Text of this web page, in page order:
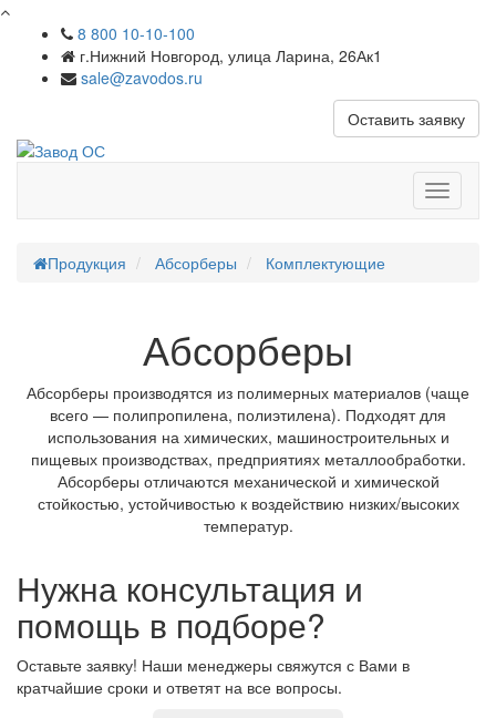
8 800 10-10-100
г.Нижний Новгород, улица Ларина, 26Ак1
sale@zavodos.ru
Оставить заявку
меню
Продукция Абсорберы Комплектующие
Абсорберы
Абсорберы производятся из полимерных материалов (чаще
всего — полипропилена, полиэтилена). Подходят для
использования на химических, машиностроительных и
пищевых производствах, предприятиях металлообработки.
Абсорберы отличаются механической и химической
стойкостью, устойчивостью к воздействию низких/высоких
температур.
Нужна консультация и
помощь в подборе?
Оставьте заявку! Наши менеджеры свяжутся с Вами в
кратчайшие сроки и ответят на все вопросы.